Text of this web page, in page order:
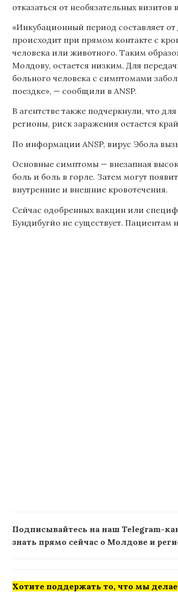
отказаться от необязательных визитов
«Инкубационный период составляет
происходит при прямом контакте с
человека или животного. Таким
Молдову, остается низким. Для
больного человека с симптомами
поездке», — сообщили в ANSP.
В агентстве также подчеркнули, что
регионы, риск заражения остается
По информации ANSP, вирус Эбола
Основные симптомы — внезапная
боль и боль в горле. Затем могут
внутренние и внешние кровотечения.
Сейчас одобренных вакцин или
Бундибугйо не существует.
Подписывайтесь на наш Telegram-
знать прямо сейчас о Молдове и
Хотите поддержать то, что мы